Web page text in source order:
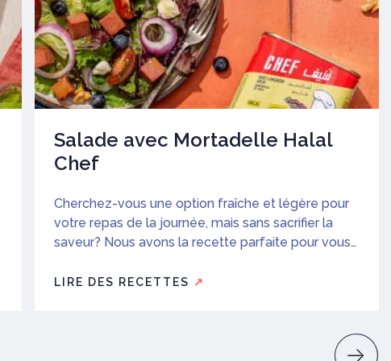
Salade avec Mortadelle Halal
Chef
Cherchez-vous une option fraîche et légère pour
votre repas de la journée, mais sans sacrifier la
saveur? Nous avons la recette parfaite pour vous!
LIRE DES RECETTES ↗